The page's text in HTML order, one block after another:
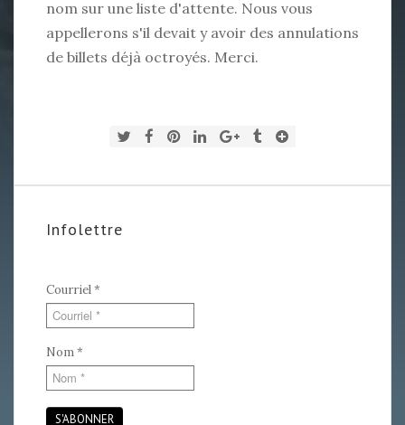
nom sur une liste d'attente. Nous vous
appellerons s'il devait y avoir des annulations
de billets déjà octroyés. Merci.
Infolettre
Courriel*
Nom*
S'ABONNER